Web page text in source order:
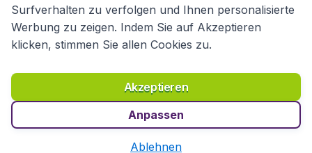
Richtlinien und Bedingungen
Haftungsausschluss
Datenschutzerklärung
Cookies Copyright © 2026
Surfverhalten zu verfolgen und Ihnen personalisierte
Werbung zu zeigen. Indem Sie auf Akzeptieren
klicken, stimmen Sie allen Cookies zu.
Akzeptieren
Anpassen
Ablehnen